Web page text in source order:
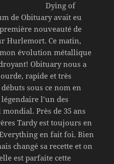
Dying of
de Obituary avait eu
nouveauté de
Hurlemort. Ce matin,
mon évolution métallique
Obituary nous a
rapide et très
sous ce nom en
l’un des
Près de 35 ans
Tardy est toujours en
en fait foi. Bien
changé sa recette et on
est parfaite cette